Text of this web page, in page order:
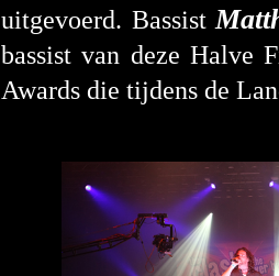
uitgevoerd. Bassist
bassist van deze Halve
Awards die tijdens de